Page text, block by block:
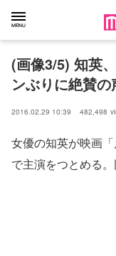
(画像3/5) 知英
ンぶりに絶賛の
2016.02.29 10:39 482,498
女優の知英が映画
で主演をつとめる